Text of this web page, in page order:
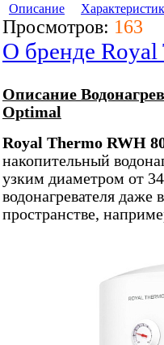
Описание
Просмотров: 163
О бренде Royal
Описание
Optimal
Royal Thermo RWH
накопительный
узким диаметром от
водонагревателя
пространстве,